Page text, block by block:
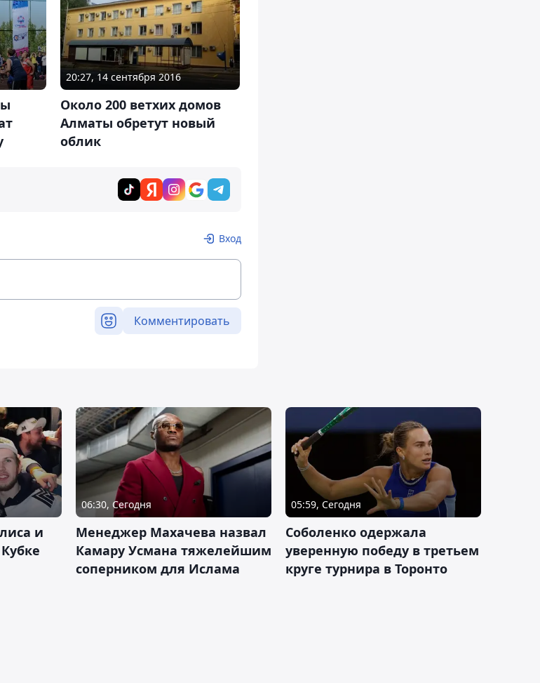
20:27, 14 сентября 2016
Около 200 ветхих домов
Алматы обретут новый
облик
Вход
Комментировать
и
06:30, Сегодня
Менеджер Махачева назвал
Камару Усмана тяжелейшим
соперником для Ислама
05:59, Сегодня
Соболенко одержала
уверенную победу в третьем
круге турнира в Торонто